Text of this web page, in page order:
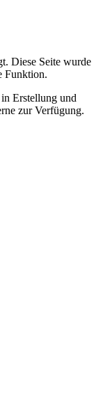
Diese Seite wurde
Funktion.
Erstellung und
zur Verfügung.